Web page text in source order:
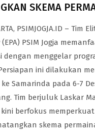
SKEMA
PSIMJOGJA.ID – Tim
(EPA) PSIM Jogja
dengan menggelar
ini dilakukan
Samarinda pada 6-7
Tim berjuluk Laskar
berfokus
skema